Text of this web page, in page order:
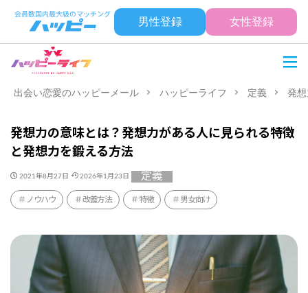
男性登録 女性登録
出会い恋愛のハッピーメール ハッピーライフ 定義 発
発想力の意味とは？発想力がある人に見られる特徴
と発想力を鍛える方法
2021年8月27日 2026年1月23日 定義
ノウハウ 改善方法 特徴 男女向け